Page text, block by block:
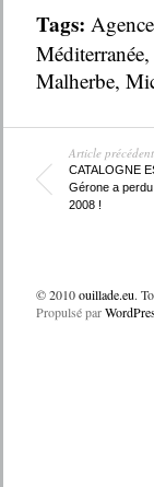
Tags:
Méditerranée,
Malherbe,
Article précédent
CATALOGNE
Gérone a
2008 !
© 2010ouillade.eu.
Propulsé par